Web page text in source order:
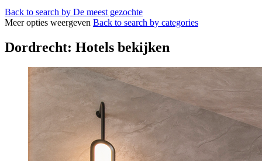
Back to search by De meest gezochte
Meer opties weergeven Back to search by categories
Dordrecht: Hotels bekijken